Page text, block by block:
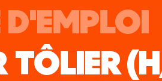
D'EMPLOI
TÔLIER